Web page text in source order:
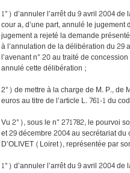
1°) d’annuler l’arrêt du 9 avril 2004
cour a, d’une part, annulé le jugement
jugement a rejeté la demande
à l’annulation de la délibération du 29
l’avenant n° 20 au traité de
annulé cette délibération ;
2°) de mettre à la charge de M. P., de
euros au titre de l’article L. 761-1 du
Vu 2°), sous le n° 271782, le pourvoi
et 29 décembre 2004 au secrétariat
D’OLIVET (Loiret), représentée par
1°) d’annuler l’arrêt du 9 avril 2004